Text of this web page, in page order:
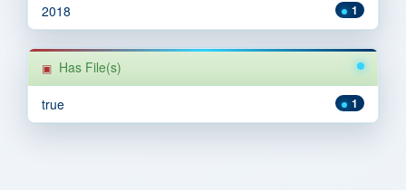
1
2018
Has File(s)
1
true